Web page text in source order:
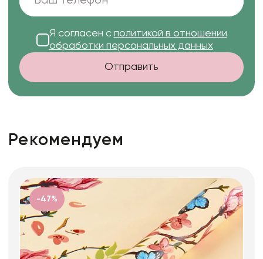
Я согласен с политикой в отношении
обработки персональных данных
Отправить
Рекомендуем
-47%